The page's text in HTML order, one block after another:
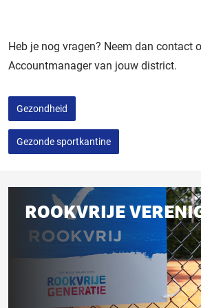
Heb je nog vragen? Neem dan contact
Accountmanager van jouw district.
Gezondheid
Gezonde sportkantine
Gerelateerd
aan
deze
ROOKVRIJE